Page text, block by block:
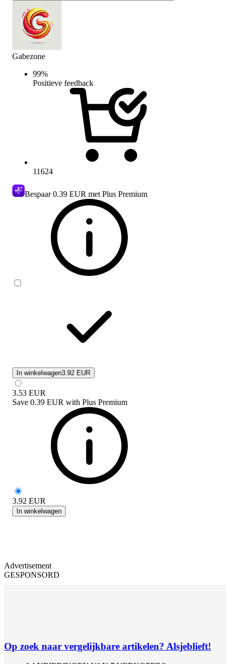
Gabezone
99%
Positieve feedback
11624
Bespaar0.39 EUR met Plus Premium
In winkelwagen3.92 EUR
3.53 EUR
Save 0.39 EUR with Plus Premium
3.92 EUR
In winkelwagen
Advertisement
GESPONSORD
Op zoek naar vergelijkbare artikelen? Alsjeblieft!